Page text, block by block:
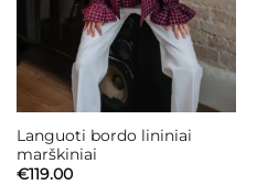
Languoti bordo lininiai
marškiniai
€119.00